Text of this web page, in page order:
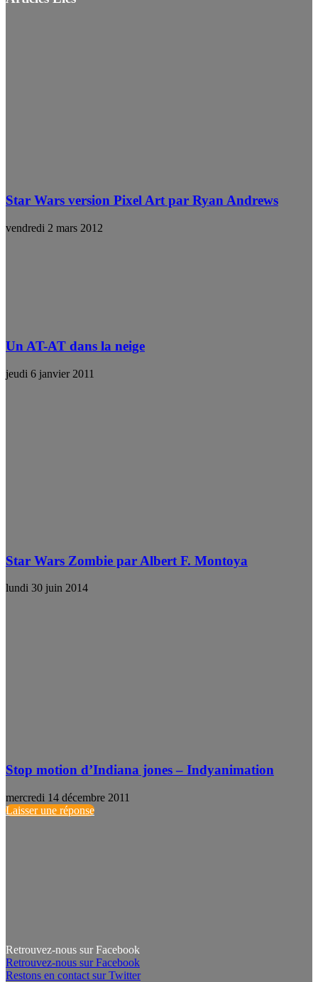
Star Wars version Pixel Art par Ryan Andrews
vendredi 2 mars 2012
Un AT-AT dans la neige
jeudi 6 janvier 2011
Star Wars Zombie par Albert F. Montoya
lundi 30 juin 2014
Stop motion d’Indiana jones – Indyanimation
mercredi 14 décembre 2011
Laisser une réponse
Retrouvez-nous sur Facebook
Retrouvez-nous sur Facebook
Restons en contact sur Twitter